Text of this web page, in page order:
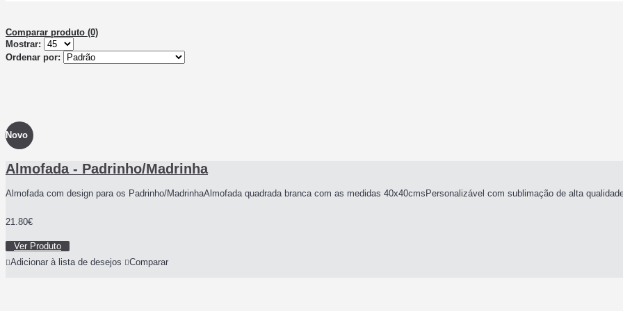
Comparar produto (0)
Mostrar:
Ordenar por:
Novo
Almofada - Padrinho/Madrinha
Almofada com design para os Padrinho/MadrinhaAlmofada quadrada branca com as medidas 40x40cmsPersonalizável com sublimação de alta
21.80€
Ver Produto
Adicionar à lista de desejos
Comparar